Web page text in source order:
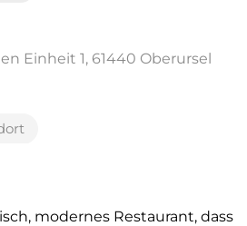
modernes Restaurant, dass